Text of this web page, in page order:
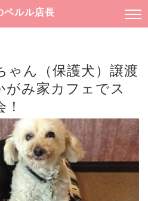
ペルル店長
ゃん（保護犬）譲渡
がみ家カフェでス